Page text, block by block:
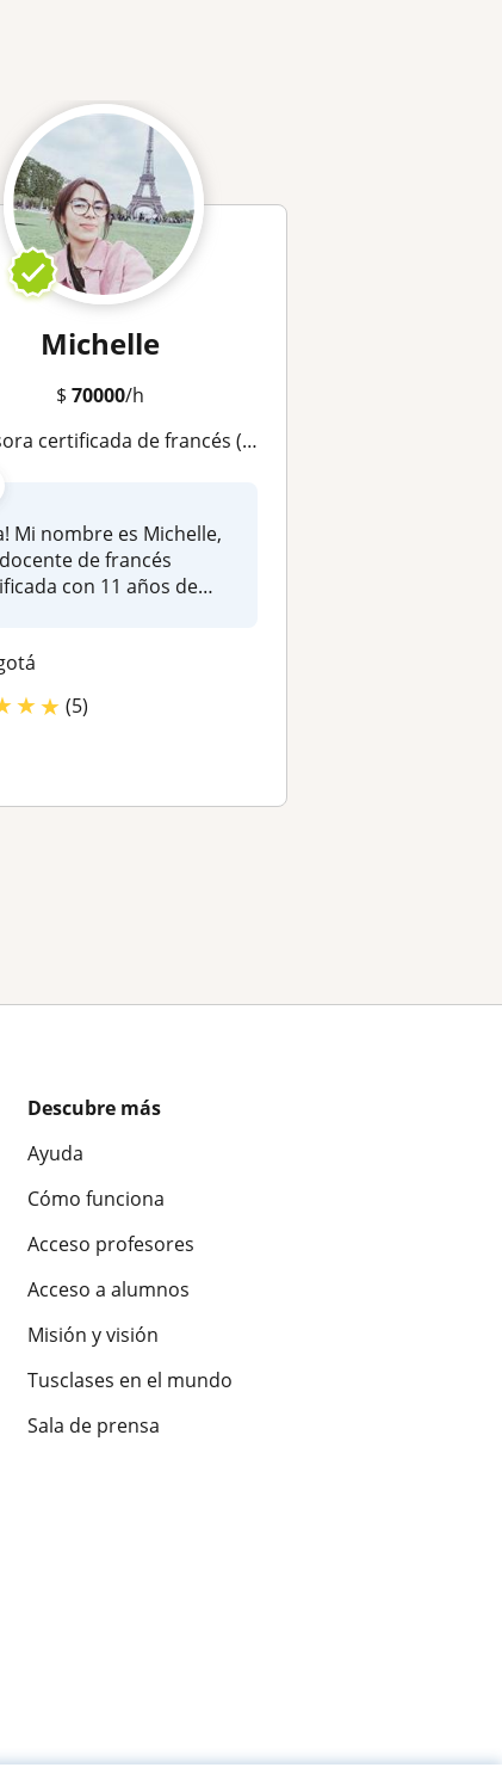
Michelle
$70000/h
(DALF C2) - Especializada en principiantes y niveles intermedios y en la preparación para exámenes oficiales DELF, DALF. Clases virtuales
Mi nombre es Michelle,
de francés
con 11 años de
★★ (5)
Descubre más
Ayuda
Cómo funciona
Acceso profesores
Acceso a alumnos
Misión y visión
Tusclases en el mundo
Sala de prensa